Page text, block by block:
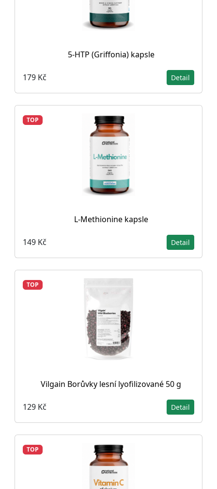
5-HTP (Griffonia) kapsle
179 Kč Detail
TOP
L-Methionine kapsle
149 Kč Detail
TOP
Vilgain Borůvky lesní lyofilizované 50 g
129 Kč Detail
TOP